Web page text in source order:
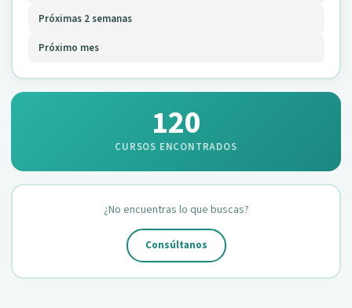
Próximas 2 semanas
Próximo mes
120
CURSOS ENCONTRADOS
¿No encuentras lo que buscas?
Consúltanos